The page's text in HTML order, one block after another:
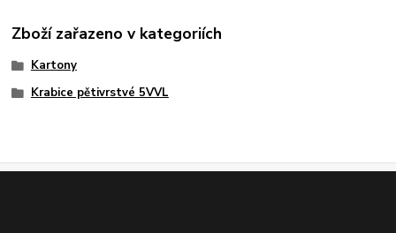
Zboží zařazeno v kategoriích
Kartony
Krabice pětivrstvé 5VVL